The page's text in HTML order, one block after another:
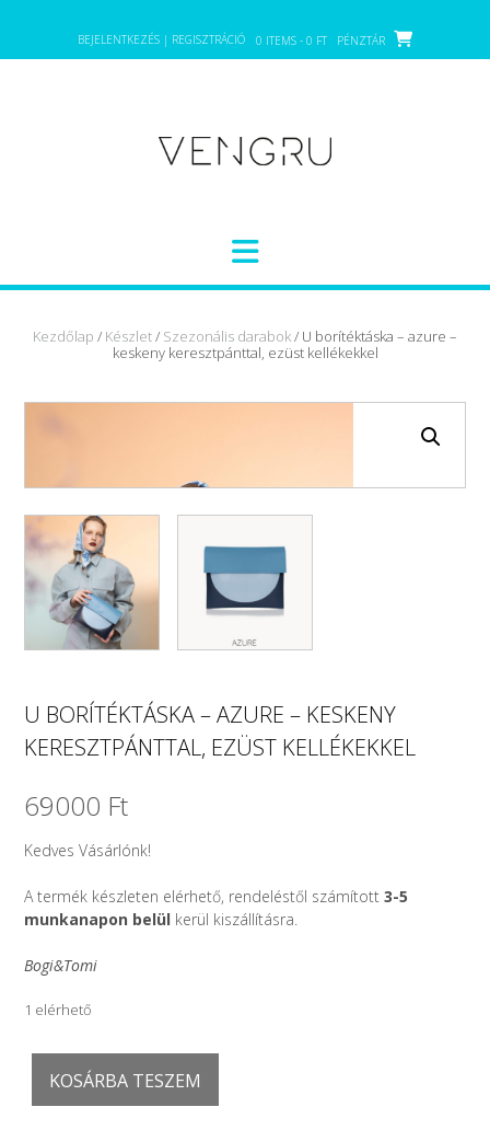
content
BEJELENTKEZÉS | REGISZTRÁCIÓ 0 ITEMS - 0 FT PÉNZTÁR
Kezdőlap / Készlet/ Szezonális darabok/ U borítéktáska – azure –
keskeny keresztpánttal, ezüst kellékekkel
U BORÍTÉKTÁSKA – AZURE – KESKENY
KERESZTPÁNTTAL, EZÜST KELLÉKEKKEL
69000 Ft
Kedves Vásárlónk!
A termék készleten elérhető, rendeléstől számított 3-5
munkanapon belül kerül kiszállításra.
Bogi&Tomi
1 elérhető
borítéktáska
KOSÁRBA TESZEM